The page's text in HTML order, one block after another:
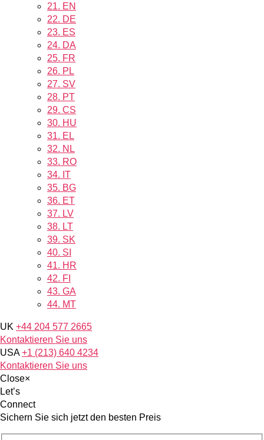
21. EN
22. DE
23. ES
24. DA
25. FR
26. PL
27. SV
28. PT
29. CS
30. HU
31. EL
32. NL
33. RO
34. IT
35. BG
36. ET
37. LV
38. LT
39. SK
40. SI
41. HR
42. FI
43. GA
44. MT
UK +44 204 577 2665
Kontaktieren Sie uns
USA +1 (213) 640 4234
Kontaktieren Sie uns
Close×
Let’s
Connect
Sichern Sie sich jetzt den besten Preis